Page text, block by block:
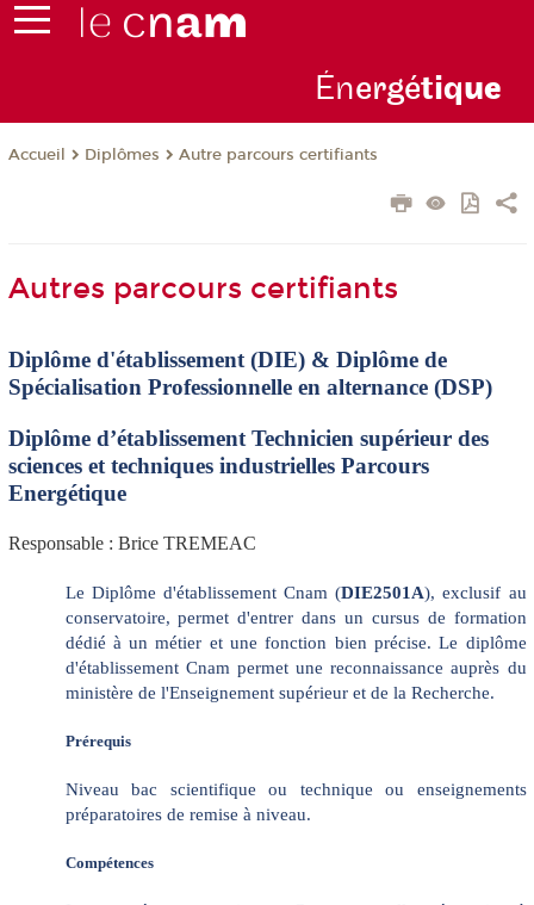
Énergétique
Accueil Diplômes Autre parcours certifiants
Autres parcours certifiants
Diplôme d'établissement (DIE) & Diplôme de
Spécialisation Professionnelle en alternance (DSP)
Diplôme d’établissement Technicien supérieur des
sciences et techniques industrielles Parcours
Energétique
Responsable : Brice TREMEAC
Le Diplôme d'établissement Cnam (DIE2501A), exclusif au
conservatoire, permet d'entrer dans un cursus de formation
dédié à un métier et une fonction bien précise. Le diplôme
d'établissement Cnam permet une reconnaissance auprès du
ministère de l'Enseignement supérieur et de la Recherche.
Prérequis
Niveau bac scientifique ou technique ou enseignements
préparatoires de remise à niveau.
Compétences